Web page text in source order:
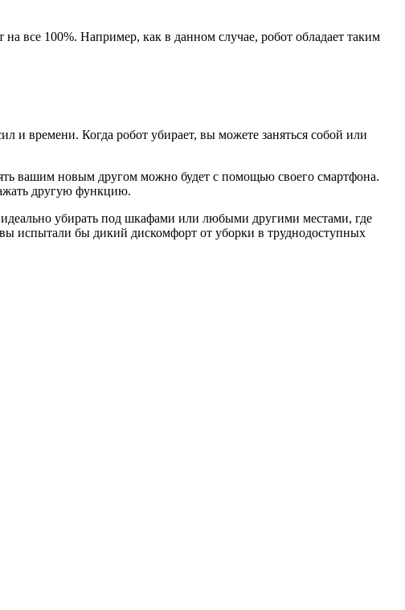
все 100%. Например, как в данном случае, робот обладает таким
и времени. Когда робот убирает, вы можете заняться собой или
вашим новым другом можно будет с помощью своего смартфона.
другую функцию.
убирать под шкафами или любыми другими местами, где
испытали бы дикий дискомфорт от уборки в труднодоступных